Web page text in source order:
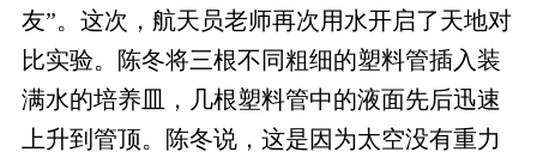
友”。这次，航天员老师再次用水开启了天地对
比实验。陈冬将三根不同粗细的塑料管插入装
满水的培养皿，几根塑料管中的液面先后迅速
上升到管顶。陈冬说，这是因为太空没有重力